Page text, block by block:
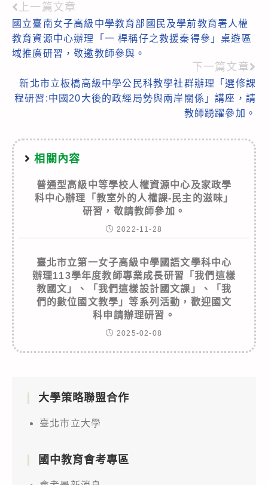
Read
more
articles
上一篇文章
國立臺南女子高級中學教育部國民及學前教育署人權
教育資源中心辦理「一 桿稱仔之救援秦得參」桌遊區
域推廣研習，敬邀教師參與。
下一篇文章
新北市立板橋高級中學公民科教學社群辦理「選修課
程研習:中國20大後的政經局勢與兩岸關係」講座，請
教師踴躍參加。
相關內容
普通型高級中等學校人權資源中心及家政學
科中心辦理「教室外的人權課-民主的滋味」
研習，敬請教師參加。
2022-11-28
臺北市立第一女子高級中學國語文學科中心
辦理113學年度教師專業成長研習「我們這樣
教國文」、「我們這樣設計國文課」、「我
們的數位國文教學」等系列活動，歡迎國文
科申請辦理研習。
2025-02-08
大學策略聯盟合作
臺北市立大學
國中教育會考專區